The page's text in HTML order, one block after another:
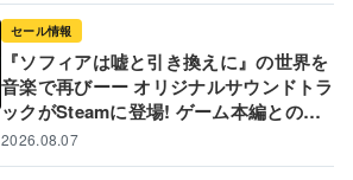
セール情報
『ソフィアは嘘と引き換えに』の世界を
音楽で再びーー オリジナルサウンドトラ
ックがSteamに登場! ゲーム本編とのバ
ンドル販売&20%オフ記念セールも実施
中!
2026.08.07